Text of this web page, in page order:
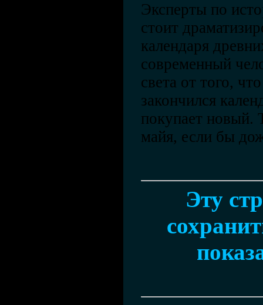
Эксперты по
стоит
календаря
современный
света от того,
закончился
покупает новый.
майя, если бы
Эту